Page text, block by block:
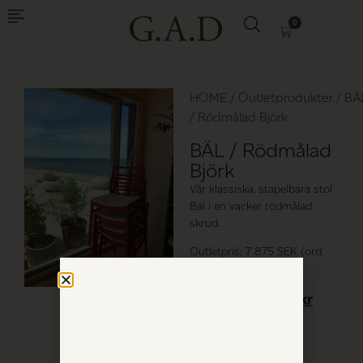
0
HOME / Outletprodukter /
/ Rödmålad Björk
BÄL / Rödmålad
Björk
Vår klassiska, stapelbara stol
Bäl i en vacker rödmålad
skrud.
Outletpris: 7 875 SEK (ord.
kr